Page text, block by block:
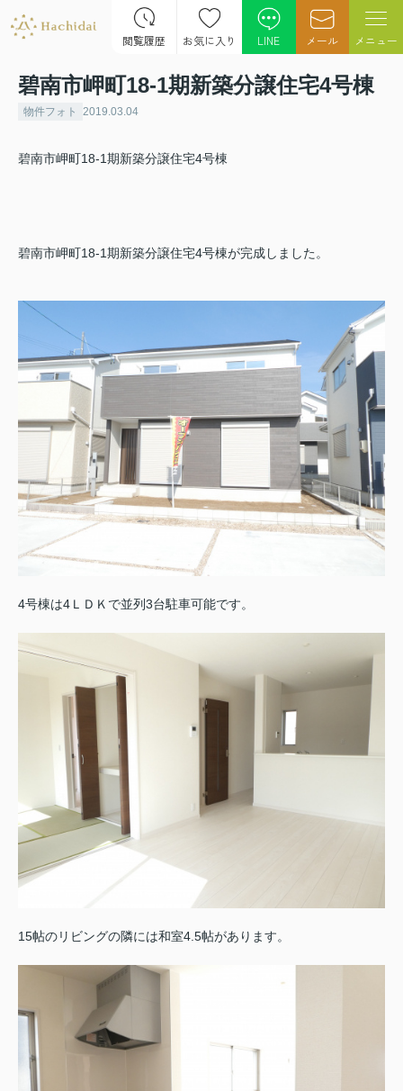
閲覧履歴 お気に入り LINE メール メニュー
碧南市岬町18-1期新築分譲住宅4号棟
物件フォト 2019.03.04
碧南市岬町18-1期新築分譲住宅4号棟
碧南市岬町18-1期新築分譲住宅4号棟が完成しました。
4号棟は4ＬＤＫで並列3台駐車可能です。
15帖のリビングの隣には和室4.5帖があります。